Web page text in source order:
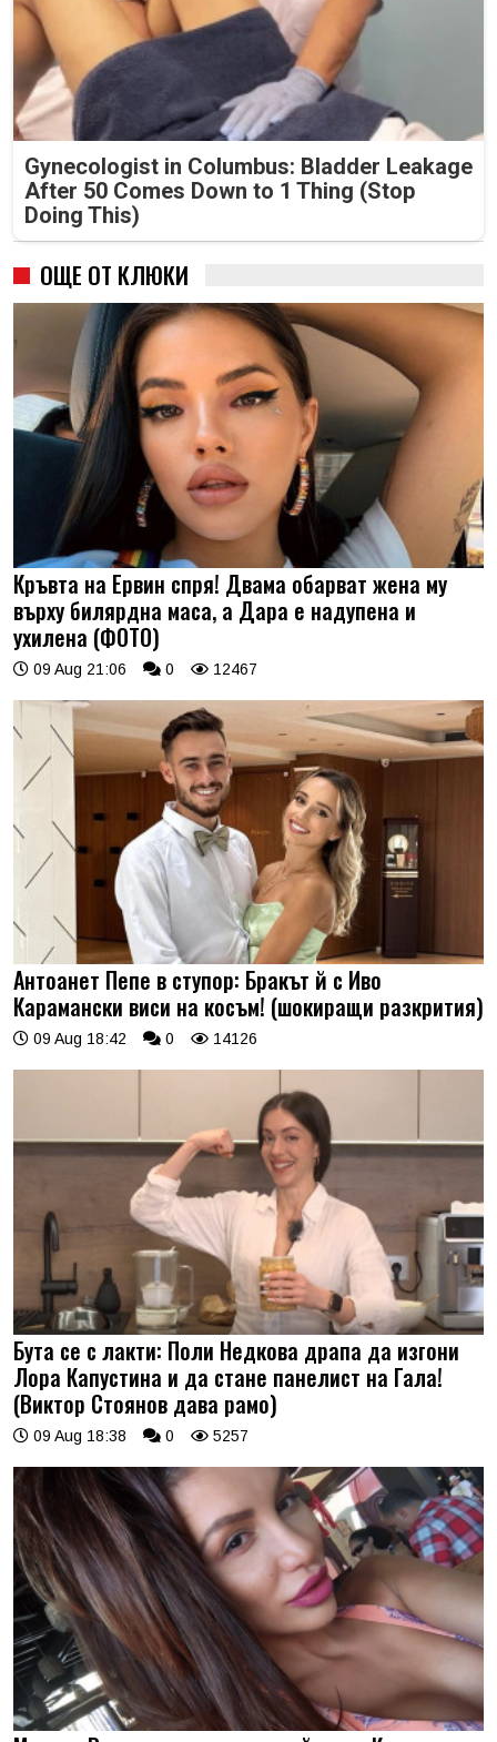
Gynecologist in Columbus: Bladder Leakage
After 50 Comes Down to 1 Thing (Stop
Doing This)
ОЩЕ ОТ КЛЮКИ
Кръвта на Ервин спря! Двама обарват жена му
върху билярдна маса, а Дара е надупена и
ухилена (ФОТО)
09 Aug 21:06 0 12467
Антоанет Пепе в ступор: Бракът й с Иво
Карамански виси на косъм! (шокиращи разкрития)
09 Aug 18:42 0 14126
Бута се с лакти: Поли Недкова драпа да изгони
Лора Капустина и да стане панелист на Гала!
(Виктор Стоянов дава рамо)
09 Aug 18:38 0 5257